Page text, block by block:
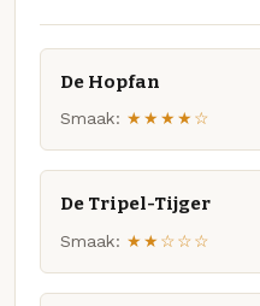
De Hopfan
Smaak: ★★★★☆
De Tripel-Tijger
Smaak: ★★☆☆☆